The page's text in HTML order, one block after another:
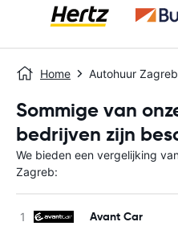
Home Autohuur Zagreb
Sommige van
bedrijven zijn
We bieden een vergelijking
Zagreb:
Avant Car